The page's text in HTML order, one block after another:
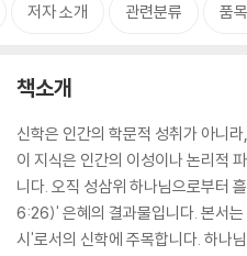
저자 소개 관련분류 품
책소개
신학은 인간의 학문적 성취가 아니
이 지식은 인간의 이성이나 논리적
니다. 오직 성삼위 하나님으로부터
6:26)' 은혜의 결과물입니다. 본서
시'로서의 신학에 주목합니다. 하나